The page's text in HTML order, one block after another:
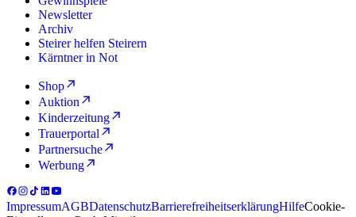
Newsletter
Archiv
Steirer helfen Steirern
Kärntner in Not
Shop
Auktion
Kinderzeitung
Trauerportal
Partnersuche
Werbung
ImpressumAGBDatenschutzBarrierefreiheitserklärungHilfeCookie-